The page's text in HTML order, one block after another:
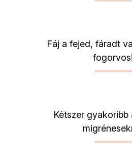
Fáj a fejed, fáradt
fogorvos!
Kétszer gyakoribb